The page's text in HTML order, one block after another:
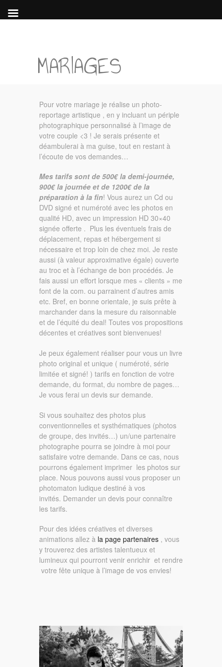
MARIAGES
Pour votre mariage je réalise un photo-
reportage artistique , en y incluant un périple
photographique personnalisé à l’image de
votre couple <3 ! Je serais présente et
déambulerai à ma guise, tout en restant à
l’écoute de vos demandes…
Mes tarifs sont de 500€ la demi-journée,
900€ la journée et de 1200€ de la
préparation à la fin! Vous aurez un Cd ou
DVD signé et numéroté avec les photos en
qualité HD, avec un impression HD 30×40
signée offerte . Plus les éventuels frais de
déplacement, repas et hébergement si
nécessaire et trop loin de chez moi. Je reste
aussi (à valeur approximative égale) ouverte
au troc et à l’échange de bon procédés. Je
fais aussi un effort lorsque mes « clients » me
font de la com. ou parrainent d’autres amis
etc. Bref, en bonne orientale, je suis prête à
marchander dans la mesure du raisonnable
et de l’équité du deal! Toutes vos propositions
décentes et créatives sont bienvenues!
Je peux également réaliser pour vous un livre
photo original et unique ( numéroté, série
limitée et signé! ) tarifs en fonction de votre
demande, du format, du nombre de pages…
Je vous ferai un devis sur demande.
Si vous souhaitez des photos plus
conventionnelles et systhématiques (photos
de groupe, des invités…) un/une partenaire
photographe pourra se joindre à moi pour
satisfaire votre demande. Dans ce cas, nous
pourrons également imprimer les photos sur
place. Nous pouvons aussi vous proposer un
photomaton ludique destiné à vos
invités. Demander un devis pour connaître
les tarifs.
Pour des idées créatives et diverses
animations allez à la page partenaires , vous
y trouverez des artistes talentueux et
lumineux qui pourront venir enrichir et rendre
votre fête unique à l’image de vos envies!